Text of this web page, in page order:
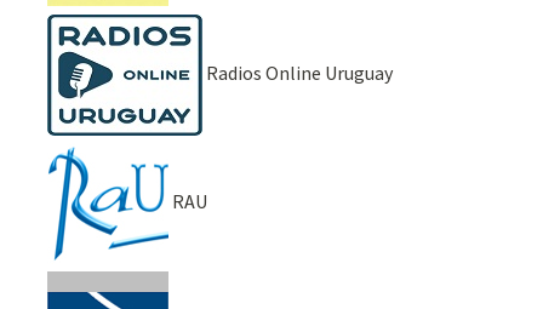
Radios Online Uruguay
RAU